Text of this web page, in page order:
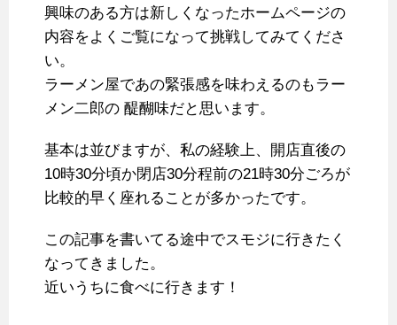
興味のある方は新しくなったホームページの
内容をよくご覧になって挑戦してみてくださ
い。
ラーメン屋であの緊張感を味わえるのもラー
メン二郎の 醍醐味だと思います。
基本は並びますが、私の経験上、開店直後の
10時30分頃か閉店30分程前の21時30分ごろが
比較的早く座れることが多かったです。
この記事を書いてる途中でスモジに行きたく
なってきました。
近いうちに食べに行きます！